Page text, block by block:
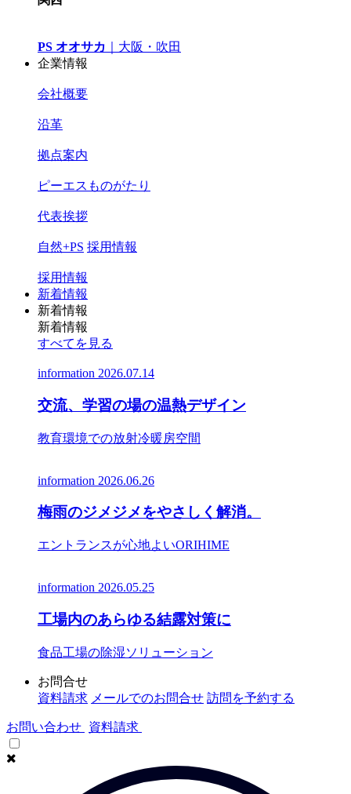
PS オオサカ
大阪・吹田
企業情報
会社概要
沿革
拠点案内
ピーエスものがたり
代表挨拶
自然+PS 採用情報
採用情報
新着情報
新着情報
新着情報
すべてを見る
information 2026.07.14
交流、学習の場の温熱デザイン
教育環境での放射冷暖房空間
information 2026.06.26
梅雨のジメジメをやさしく解消。
エントランスが心地よいORIHIME
information 2026.05.25
工場内のあらゆる結露対策に
食品工場の除湿ソリューション
お問合せ
資料請求 メールでのお問合せ 訪問を予約する
お問い合わせ 資料請求